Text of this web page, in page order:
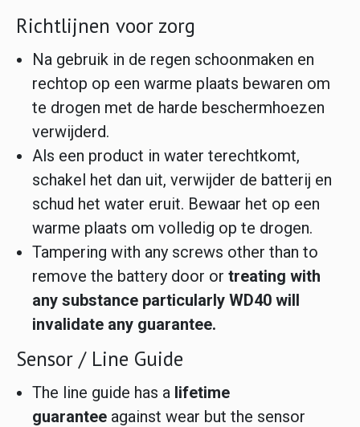
Richtlijnen voor zorg
Na gebruik in de regen schoonmaken en
rechtop op een warme plaats bewaren om
te drogen met de harde beschermhoezen
verwijderd.
Als een product in water terechtkomt,
schakel het dan uit, verwijder de batterij en
schud het water eruit. Bewaar het op een
warme plaats om volledig op te drogen.
Tampering with any screws other than to
remove the battery door or treating with
any substance particularly WD40 will
invalidate any guarantee.
Sensor / Line Guide
The line guide has a lifetime
guarantee against wear but the sensor